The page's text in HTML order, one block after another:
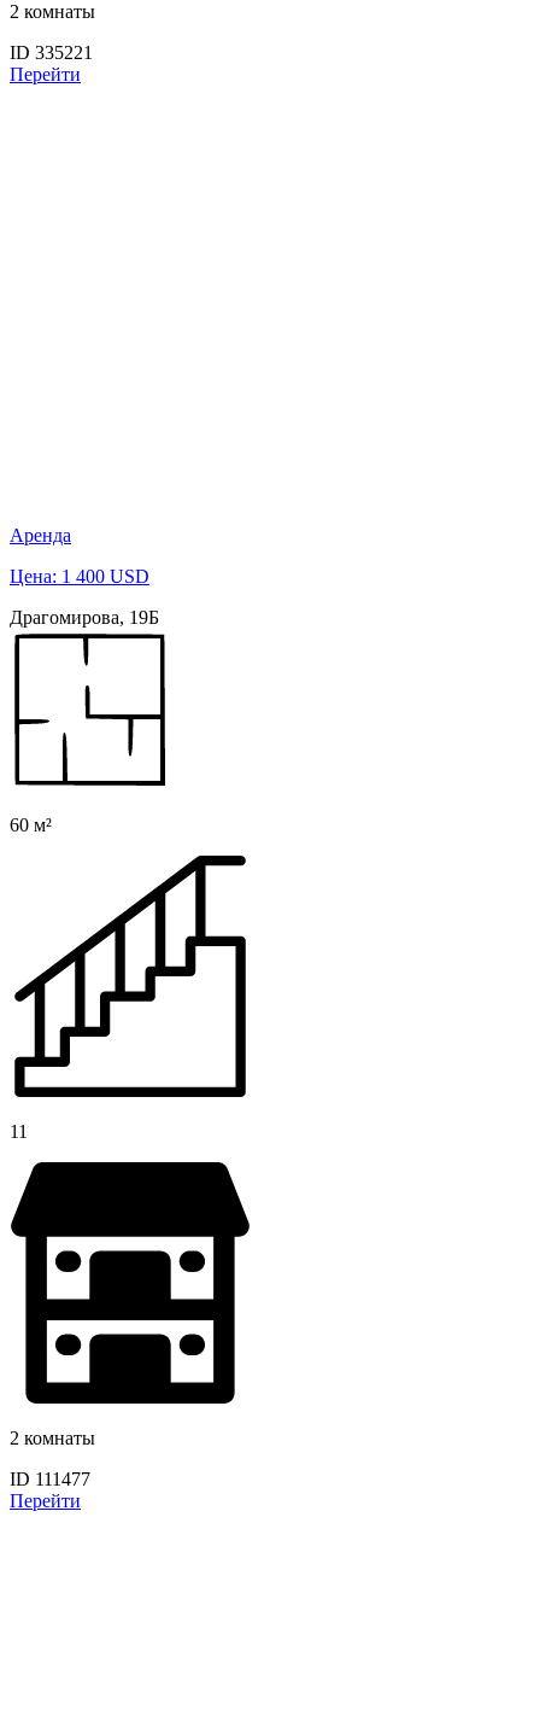
2 комнаты
ID 335221
Перейти
Аренда
Цена: 1 400 USD
Драгомирова, 19Б
60 м²
11
2 комнаты
ID 111477
Перейти